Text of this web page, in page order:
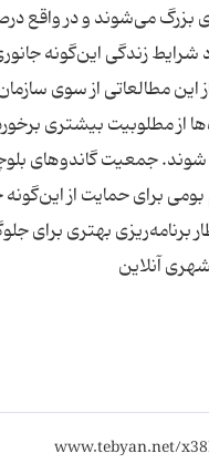
می‌شوند و در واقع
زندگی این‌گونه
این مطالعاتی از سوی
از مطلوبیت بیشتری
شوند. جمعیت گاندوهای
برای حمایت از
برنامه‌ریزی بهتری
آنلاین